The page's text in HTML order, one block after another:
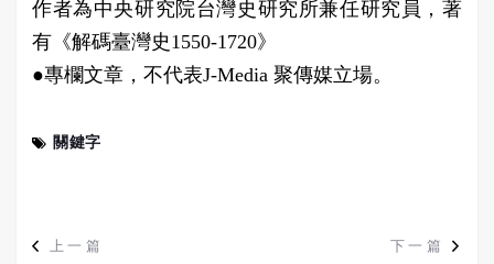
作者為中央研究院台灣史研究所兼任研究員，著
有《解碼臺灣史1550-1720》
●專欄文章，不代表J-Media 聚傳媒立場。
關鍵字
上一篇 下一篇